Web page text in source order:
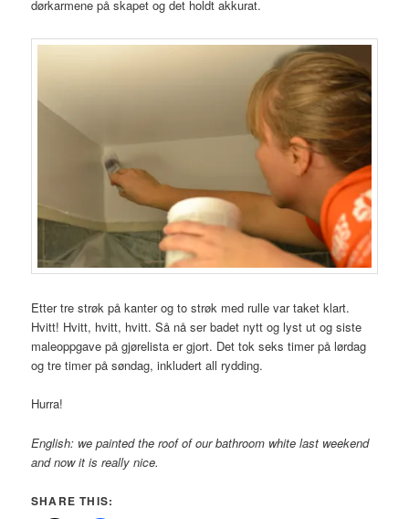
dørkarmene på skapet og det holdt akkurat.
Etter tre strøk på kanter og to strøk med rulle var taket klart.
Hvitt! Hvitt, hvitt, hvitt. Så nå ser badet nytt og lyst ut og siste
maleoppgave på gjørelista er gjort. Det tok seks timer på lørdag
og tre timer på søndag, inkludert all rydding.
Hurra!
English: we painted the roof of our bathroom white last weekend
and now it is really nice.
SHARE THIS: